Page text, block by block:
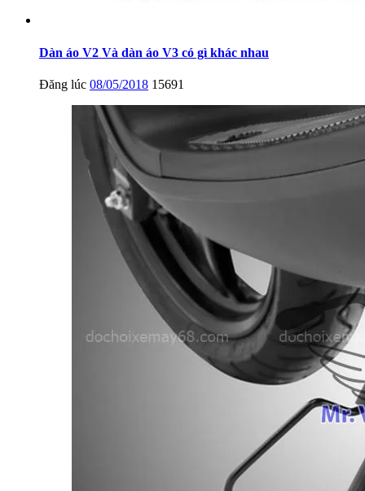
Dàn áo V2 Và dàn áo V3 có gì khác nhau
Đăng lúc 08/05/2018 15691